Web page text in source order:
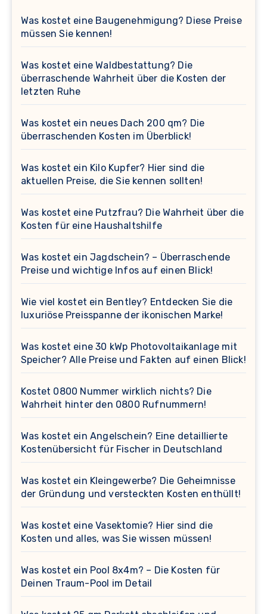
Was kostet eine Baugenehmigung? Diese Preise
müssen Sie kennen!
Was kostet eine Waldbestattung? Die
überraschende Wahrheit über die Kosten der
letzten Ruhe
Was kostet ein neues Dach 200 qm? Die
überraschenden Kosten im Überblick!
Was kostet ein Kilo Kupfer? Hier sind die
aktuellen Preise, die Sie kennen sollten!
Was kostet eine Putzfrau? Die Wahrheit über die
Kosten für eine Haushaltshilfe
Was kostet ein Jagdschein? – Überraschende
Preise und wichtige Infos auf einen Blick!
Wie viel kostet ein Bentley? Entdecken Sie die
luxuriöse Preisspanne der ikonischen Marke!
Was kostet eine 30 kWp Photovoltaikanlage mit
Speicher? Alle Preise und Fakten auf einen Blick!
Kostet 0800 Nummer wirklich nichts? Die
Wahrheit hinter den 0800 Rufnummern!
Was kostet ein Angelschein? Eine detaillierte
Kostenübersicht für Fischer in Deutschland
Was kostet ein Kleingewerbe? Die Geheimnisse
der Gründung und versteckten Kosten enthüllt!
Was kostet eine Vasektomie? Hier sind die
Kosten und alles, was Sie wissen müssen!
Was kostet ein Pool 8x4m? – Die Kosten für
Deinen Traum-Pool im Detail